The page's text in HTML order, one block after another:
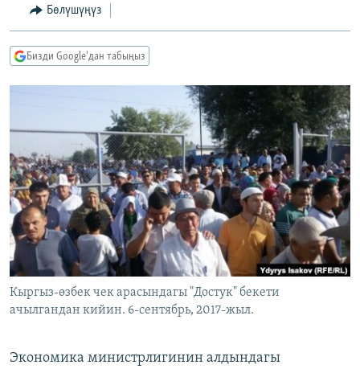
МАДАНИЯТ
ТВ ПРОГРАММАЛАР
ЭКСПЕРТТЕР ТАЛДАЙТ
ДАНИСТЕ
ЭЖЕ-СИҢДИЛЕР
АЗАТТЫК+
ЫҢГАЙСЫЗ СУРООЛОР
ӨЗГӨЧӨ ПИКИР
ОНЛАЙН ШЕРИНЕ
ЭЕ/АРнун бардык сайттары
Бөлүшүңүз
Бизди Google'дан табыңыз
Кыргыз-өзбек чек арасындагы "Достук" бекети
ачылгандан кийин. 6-сентябрь, 2017-жыл.
Экономика министрлигинин алдындагы